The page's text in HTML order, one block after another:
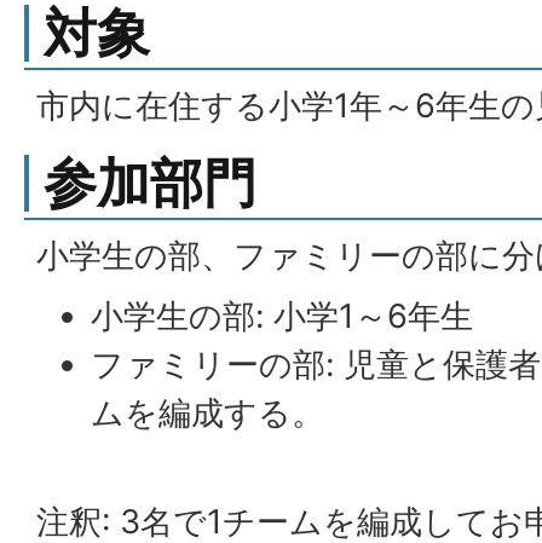
対象
市内に在住する小学1年～6年生
参加部門
小学生の部、ファミリーの部に
小学生の部: 小学1～6年生
ファミリーの部: 児童と保護
ムを編成する。
注釈: 3名で1チームを編成してお